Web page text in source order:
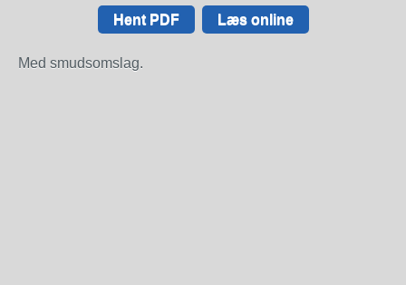
Hent PDF Læs online
Med smudsomslag.